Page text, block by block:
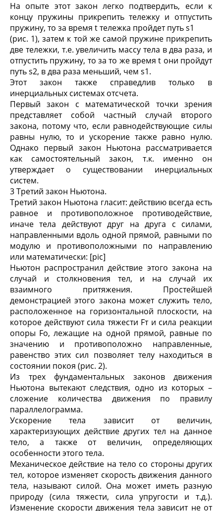
На опыте этот закон легко подтвердить, если к
концу пружины прикрепить тележку и отпустить
пружину, то за время t тележка пройдет путь s1
(рис. 1), затем к той же самой пружине прикрепить
две тележки, т.е. увеличить массу тела в два раза, и
отпустить пружину, то за то же время t они пройдут
путь s2, в два раза меньший, чем s1.
Этот закон также справедлив только в
инерциальных системах отсчета.
Первый закон с математической точки зрения
представляет собой частный случай второго
закона, потому что, если равнодействующие силы
равны нулю, то и ускорение также равно нулю.
Однако первый закон Ньютона рассматривается
как самостоятельный закон, т.к. именно он
утверждает о существовании инерциальных
систем.
3 Третий закон Ньютона.
Третий закон Ньютона гласит: действию всегда есть
равное и противоположное противодействие,
иначе тела действуют друг на друга с силами,
направленными вдоль одной прямой, равными по
модулю и противоположными по направлению
или математически: [pic]
Ньютон распространил действие этого закона на
случай и столкновения тел, и на случай их
взаимного притяжения. Простейшей
демонстрацией этого закона может служить тело,
расположенное на горизонтальной плоскости, на
которое действуют сила тяжести Fт и сила реакции
опоры Fо, лежащие на одной прямой, равные по
значению и противоположно направленные,
равенство этих сил позволяет телу находиться в
состоянии покоя (рис. 2).
Из трех фундаментальных законов движения
Ньютона вытекают следствия, одно из которых –
сложение количества движения по правилу
параллелограмма.
Ускорение тела зависит от величин,
характеризующих действие других тел на данное
тело, а также от величин, определяющих
особенности этого тела.
Механическое действие на тело со стороны других
тел, которое изменяет скорость движения данного
тела, называют силой. Она может иметь разную
природу (сила тяжести, сила упругости и т.д.).
Изменение скорости движения тела зависит не от